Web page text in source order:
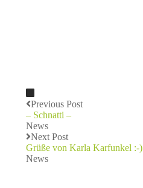
Previous Post
– Schnatti –
News
Next Post
Grüße von Karla Karfunkel :-)
News